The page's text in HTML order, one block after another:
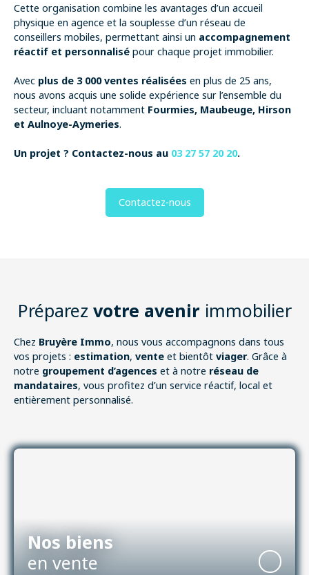
Cette organisation combine les avantages d’un accueil
physique en agence et la souplesse d’un réseau de
conseillers mobiles, permettant ainsi un accompagnement
réactif et personnalisé pour chaque projet immobilier.
Avec plus de 3 000 ventes réalisées en plus de 25 ans,
nous avons acquis une solide expérience sur l’ensemble du
secteur, incluant notamment Fourmies, Maubeuge, Hirson
et Aulnoye-Aymeries.
Un projet ? Contactez-nous au 03 27 57 20 20.
Contactez-nous
Préparez votre avenirimmobilier
Chez Bruyère Immo, nous vous accompagnons dans tous
vos projets : estimation, vente et bientôt viager. Grâce à
notre groupement d’agences et à notre réseau de
mandataires, vous profitez d’un service réactif, local et
entièrement personnalisé.
Nos biens
en vente